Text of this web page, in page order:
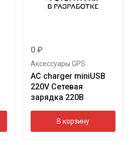
0 ₽
Аксессуары GPS
AC charger miniUSB
220V Сетевая
зарядка 220В
В корзину